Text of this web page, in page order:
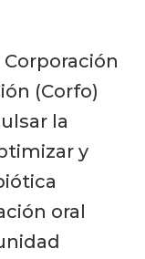
(Corfo)
la
y
oral